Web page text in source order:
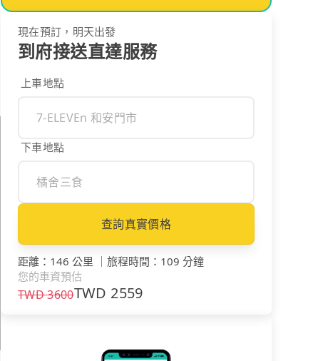
現在預訂，明天出發
到府接送直達服務
上車地點
下車地點
查詢真實價格
距離 ： 146 公里 ｜ 旅程時間 ： 109 分鐘
您的車資預估
TWD3600TWD 2559